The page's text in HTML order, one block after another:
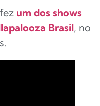
um dos shows
Brasil, no